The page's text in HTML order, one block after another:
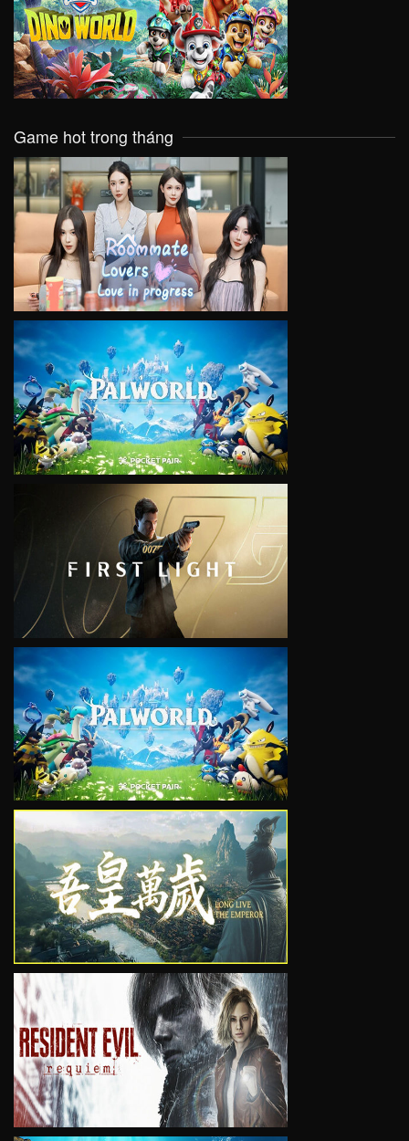
VIEW
Game hot trong tháng
VIEW
VIEW
VIEW
VIEW
VIEW
VIEW